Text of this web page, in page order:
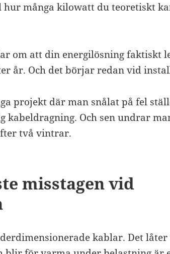
hur många kilowatt du teoretiskt
om att din energilösning faktiskt
år. Och det börjar redan vid
projekt där man snålat på fel
kabeldragning. Och sen undrar
två vintrar.
misstagen vid
kablar. Det